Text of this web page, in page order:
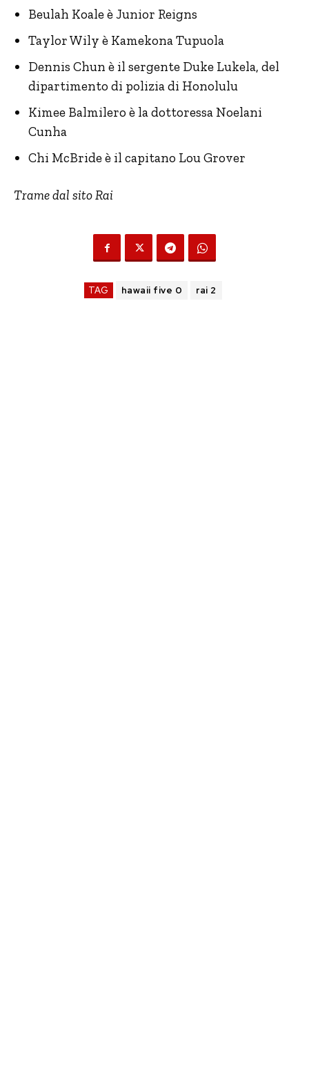
Beulah Koale è Junior Reigns
Taylor Wily è Kamekona Tupuola
Dennis Chun è il sergente Duke Lukela, del
dipartimento di polizia di Honolulu
Kimee Balmilero è la dottoressa Noelani
Cunha
Chi McBride è il capitano Lou Grover
Trame dal sito Rai
TAG hawaii five 0 rai 2